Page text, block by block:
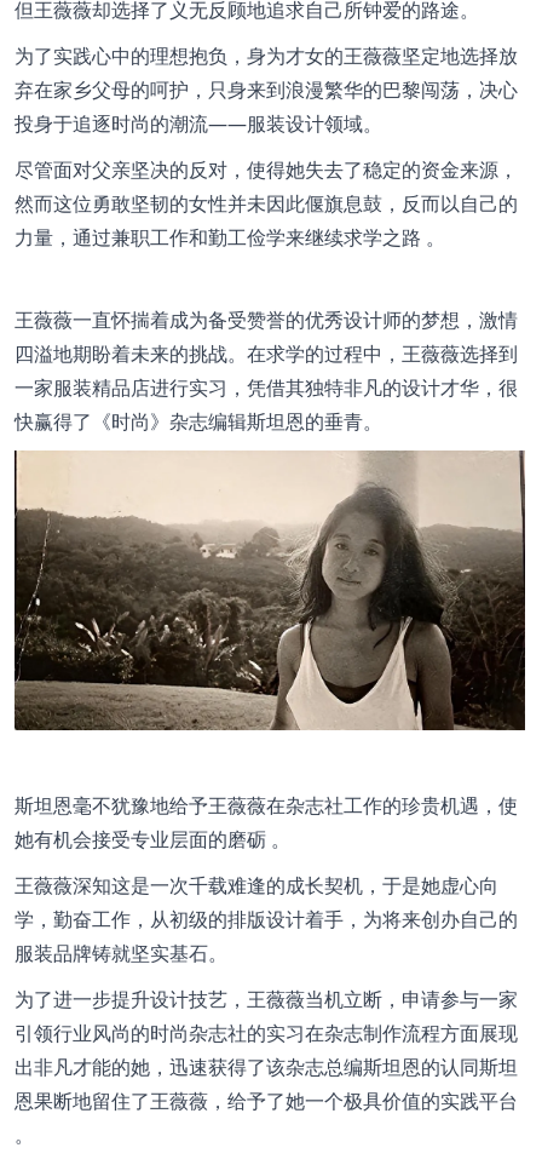
但王薇薇却选择了义无反顾地追求自己所钟爱的路途。
为了实践心中的理想抱负，身为才女的王薇薇坚定地选择放
弃在家乡父母的呵护，只身来到浪漫繁华的巴黎闯荡，决心
投身于追逐时尚的潮流——服装设计领域。
尽管面对父亲坚决的反对，使得她失去了稳定的资金来源，
然而这位勇敢坚韧的女性并未因此偃旗息鼓，反而以自己的
力量，通过兼职工作和勤工俭学来继续求学之路 。
王薇薇一直怀揣着成为备受赞誉的优秀设计师的梦想，激情
四溢地期盼着未来的挑战。在求学的过程中，王薇薇选择到
一家服装精品店进行实习，凭借其独特非凡的设计才华，很
快赢得了《时尚》杂志编辑斯坦恩的垂青。
斯坦恩毫不犹豫地给予王薇薇在杂志社工作的珍贵机遇，使
她有机会接受专业层面的磨砺 。
王薇薇深知这是一次千载难逢的成长契机，于是她虚心向
学，勤奋工作，从初级的排版设计着手，为将来创办自己的
服装品牌铸就坚实基石。
为了进一步提升设计技艺，王薇薇当机立断，申请参与一家
引领行业风尚的时尚杂志社的实习在杂志制作流程方面展现
出非凡才能的她，迅速获得了该杂志总编斯坦恩的认同斯坦
恩果断地留住了王薇薇，给予了她一个极具价值的实践平台
。